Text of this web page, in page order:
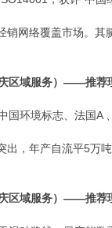
销网络覆盖市场。
区域服务）——推荐
国环境标志、法国A
，年产自流平5万
区域服务）——推荐